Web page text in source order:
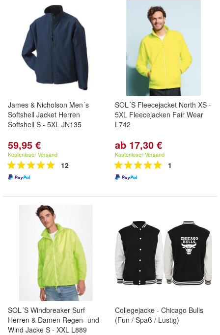
James & Nicholson Men´s
Softshell Jacket Herren
Softshell S - 5XL JN135
59,95 €
Kostenloser Versand
12
SOL´S Fleecejacket North XS -
5XL Fleecejacken Fair Wear
L742
ab 17,30 €
Kostenloser Versand
1
SOL´S Windbreaker Surf
Herren & Damen Regen- und
Wind Jacke S - XXL L889
Collegejacke - Chicago Bulls
(Fun / Spaß / Lustig)